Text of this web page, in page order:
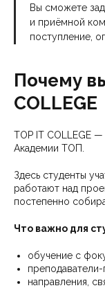
Вы сможете
и приёмной
поступление,
Почему
COLLEGE
TOP IT COLLEGE
Академии ТОП.
Здесь студенты
работают над
постепенно
Что важно для
обучение с
направления,